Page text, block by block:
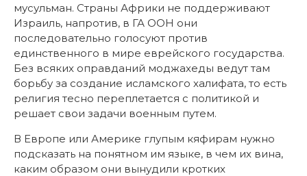
мусульман. Страны Африки не поддерживают
Израиль, напротив, в ГА ООН они
последовательно голосуют против
единственного в мире еврейского государства.
Без всяких оправданий моджахеды ведут там
борьбу за создание исламского халифата, то есть
религия тесно переплетается с политикой и
решает свои задачи военным путем.
В Европе или Америке глупым кяфирам нужно
подсказать на понятном им языке, в чем их вина,
каким образом они вынудили кротких